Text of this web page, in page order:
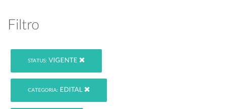
Filtro
STATUS: VIGENTE
CATEGORIA: EDITAL